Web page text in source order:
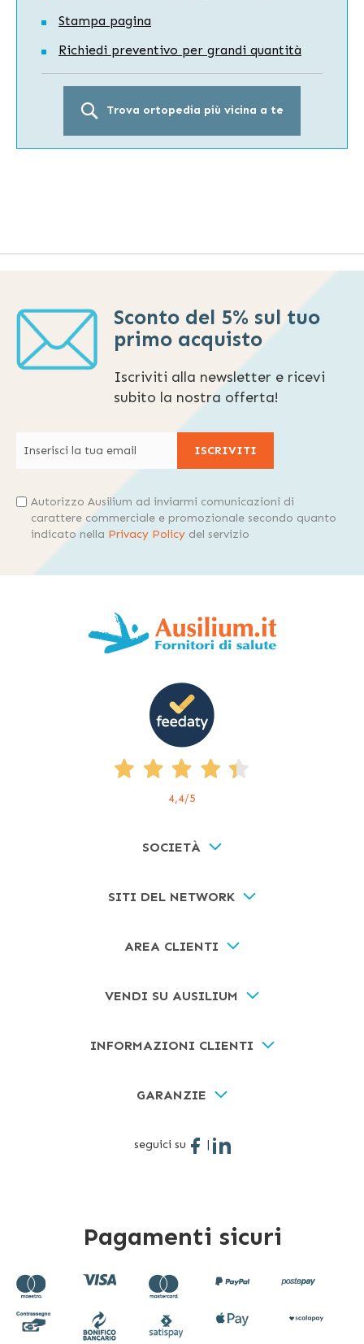
Stampa pagina
Richiedi preventivo per grandi quantità
Trova ortopedia più vicina a te
Sconto del 5% sul tuo
primo acquisto
Iscriviti alla newsletter e ricevi
subito la nostra offerta!
ISCRIVITI
Autorizzo Ausilium ad inviarmi comunicazioni di
carattere commerciale e promozionale secondo quanto
indicato nella Privacy Policy del servizio
4,4/5
SOCIETÀ
SITI DEL NETWORK
AREA CLIENTI
VENDI SU AUSILIUM
INFORMAZIONI CLIENTI
GARANZIE
seguici su |
Pagamenti sicuri